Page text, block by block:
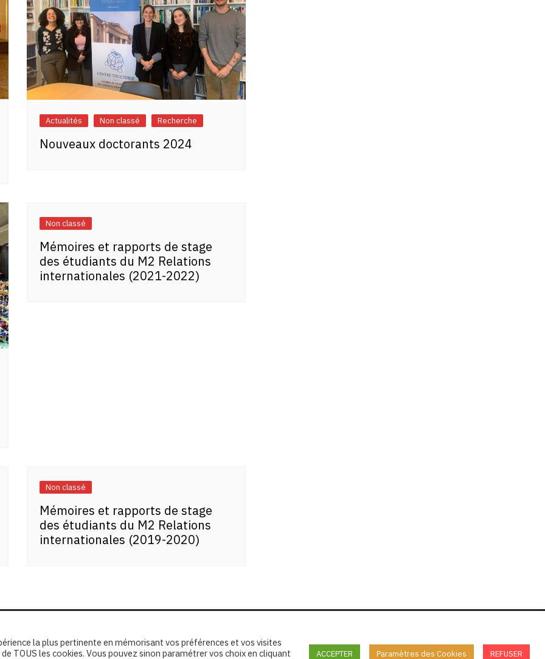
Actualités Non classé Recherche
Nouveaux doctorants 2024
Non classé
Mémoires et rapports de stage
des étudiants du M2 Relations
internationales (2021-2022)
Non classé
Mémoires et rapports de stage
des étudiants du M2 Relations
internationales (2019-2020)
la plus pertinente en mémorisant vos préférences et vos visites
TOUS les cookies. Vous pouvez sinon paramétrer vos choix en cliquant
ACCEPTER Paramètres des Cookies REFUSER